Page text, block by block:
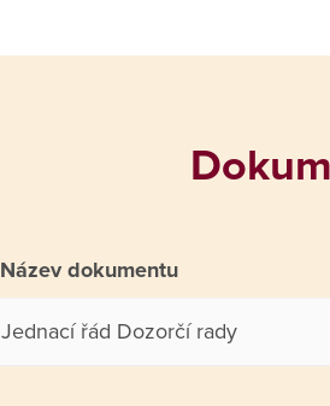
Název dokumentu
Jednací řád Dozorčí rady